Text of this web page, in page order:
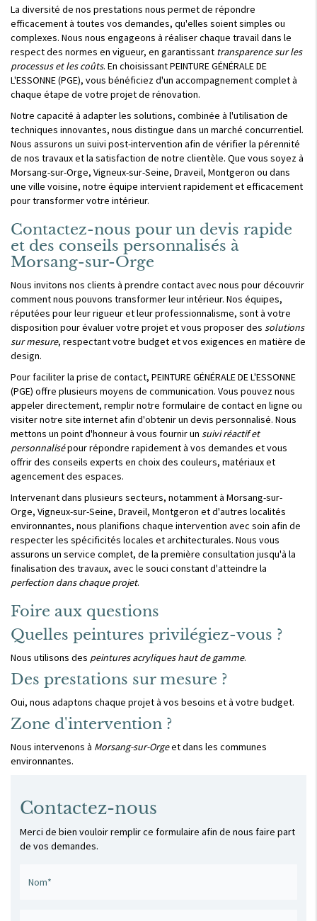
La diversité de nos prestations nous permet de répondre
efficacement à toutes vos demandes, qu'elles soient simples ou
complexes. Nous nous engageons à réaliser chaque travail dans le
respect des normes en vigueur, en garantissant transparence sur les
processus et les coûts. En choisissant PEINTURE GÉNÉRALE DE
L'ESSONNE (PGE), vous bénéficiez d'un accompagnement complet à
chaque étape de votre projet de rénovation.
Notre capacité à adapter les solutions, combinée à l'utilisation de
techniques innovantes, nous distingue dans un marché concurrentiel.
Nous assurons un suivi post-intervention afin de vérifier la pérennité
de nos travaux et la satisfaction de notre clientèle. Que vous soyez à
Morsang-sur-Orge, Vigneux-sur-Seine, Draveil, Montgeron ou dans
une ville voisine, notre équipe intervient rapidement et efficacement
pour transformer votre intérieur.
Contactez-nous pour un devis rapide
et des conseils personnalisés à
Morsang-sur-Orge
Nous invitons nos clients à prendre contact avec nous pour découvrir
comment nous pouvons transformer leur intérieur. Nos équipes,
réputées pour leur rigueur et leur professionnalisme, sont à votre
disposition pour évaluer votre projet et vous proposer des solutions
sur mesure, respectant votre budget et vos exigences en matière de
design.
Pour faciliter la prise de contact, PEINTURE GÉNÉRALE DE L'ESSONNE
(PGE) offre plusieurs moyens de communication. Vous pouvez nous
appeler directement, remplir notre formulaire de contact en ligne ou
visiter notre site internet afin d'obtenir un devis personnalisé. Nous
mettons un point d'honneur à vous fournir un suivi réactif et
personnalisépour répondre rapidement à vos demandes et vous
offrir des conseils experts en choix des couleurs, matériaux et
agencement des espaces.
Intervenant dans plusieurs secteurs, notamment à Morsang-sur-
Orge, Vigneux-sur-Seine, Draveil, Montgeron et d'autres localités
environnantes, nous planifions chaque intervention avec soin afin de
respecter les spécificités locales et architecturales. Nous vous
assurons un service complet, de la première consultation jusqu'à la
finalisation des travaux, avec le souci constant d'atteindre la
perfection dans chaque projet.
Foire aux questions
Quelles peintures privilégiez-vous ?
Nous utilisons des peintures acryliques haut de gamme.
Des prestations sur mesure ?
Oui, nous adaptons chaque projet à vos besoins et à votre budget.
Zone d'intervention ?
Nous intervenons à Morsang-sur-Orgeet dans les communes
environnantes.
Contactez-nous
Merci de bien vouloir remplir ce formulaire afin de nous faire part
de vos demandes.